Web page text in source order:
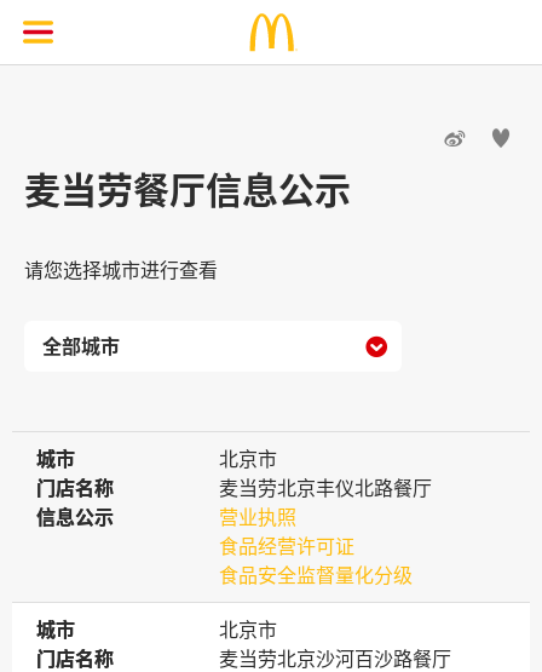
 
麦当劳餐厅信息公示
请您选择城市进行查看

城市
城市
北京市
门店名称
门店名称
麦当劳北京丰仪北路餐厅
信息公示
信息公示
营业执照
食品经营许可证
食品安全监督量化分级
城市
城市
北京市
门店名称
门店名称
麦当劳北京沙河百沙路餐厅